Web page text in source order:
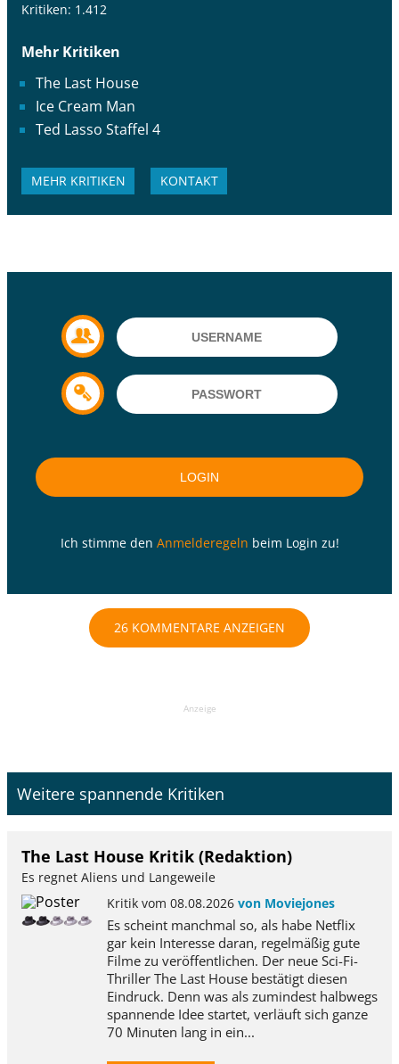
Kritiken: 1.412
Mehr Kritiken
The Last House
Ice Cream Man
Ted Lasso Staffel 4
MEHR KRITIKEN KONTAKT
Ich stimme den Anmelderegeln beim Login zu!
26 KOMMENTARE ANZEIGEN
Anzeige
Weitere spannende Kritiken
The Last House Kritik (Redaktion)
Es regnet Aliens und Langeweile
Kritik vom 08.08.2026 von Moviejones
Es scheint manchmal so, als habe Netflix
gar kein Interesse daran, regelmäßig gute
Filme zu veröffentlichen. Der neue Sci-Fi-
Thriller The Last House bestätigt diesen
Eindruck. Denn was als zumindest halbwegs
spannende Idee startet, verläuft sich ganze
70 Minuten lang in ein...